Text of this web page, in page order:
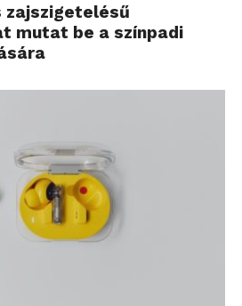
zajszigetelésű
mutat be a színpadi